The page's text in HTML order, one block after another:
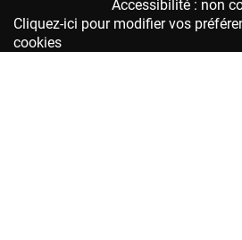
Accessibilité : non
Cliquez-ici pour modifier vos
cookies